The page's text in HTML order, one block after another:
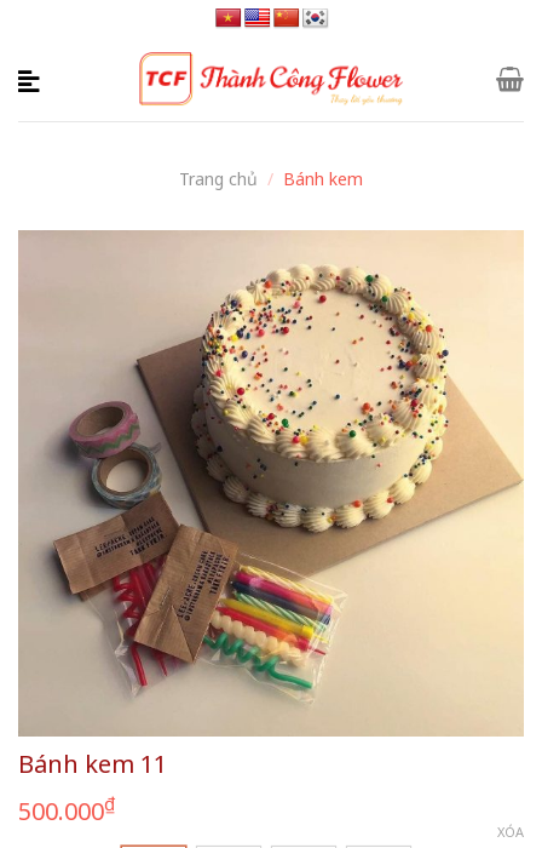
content
Trang chủ / Bánh kem
Bánh kem 11
500.000₫
XÓA